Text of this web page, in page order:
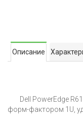
Описание
Dell
Dell PowerEdge
форм-фактором 1U,